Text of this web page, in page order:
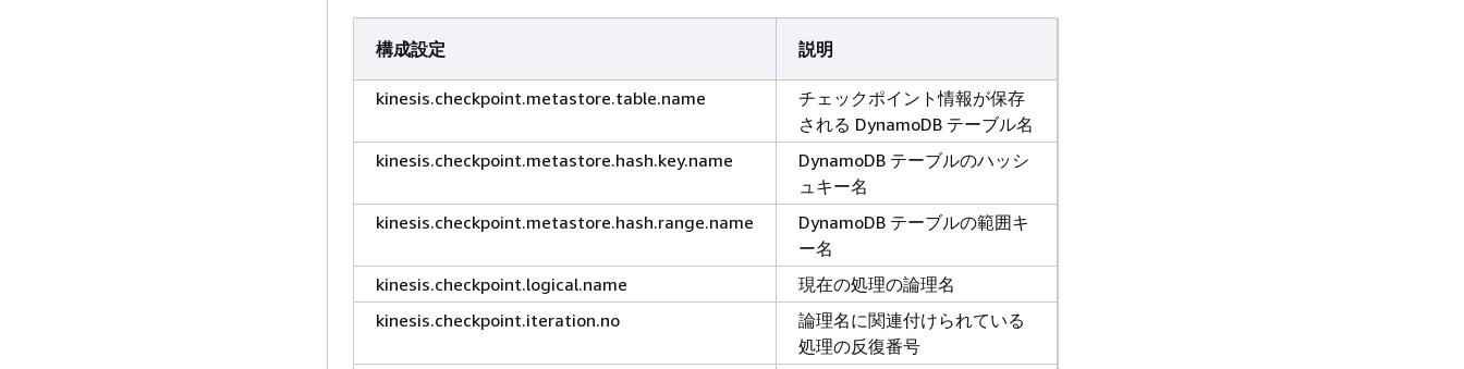
構成設定 説明
kinesis.checkpoint.metastore.table.name
チェックポイント情報が保存
される DynamoDB テーブル名
kinesis.checkpoint.metastore.hash.key.name
DynamoDB テーブルのハッシ
ュキー名
kinesis.checkpoint.metastore.hash.range.name
DynamoDB テーブルの範囲キ
ー名
kinesis.checkpoint.logical.name
現在の処理の論理名
kinesis.checkpoint.iteration.no
論理名に関連付けられている
処理の反復番号